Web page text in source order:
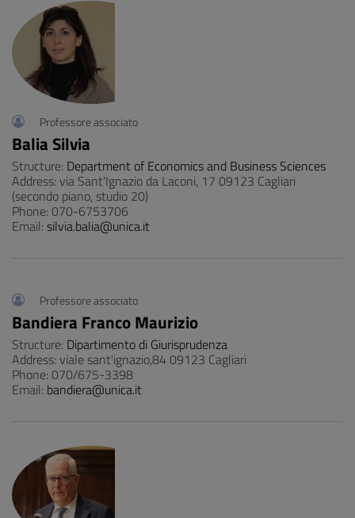
Professore associato
Balia Silvia
Structure: Department of Economics and Business Sciences
Address: via Sant'Ignazio da Laconi, 17 09123 Cagliari
(secondo piano, studio 20)
Phone: 070-6753706
Email: silvia.balia@unica.it
Professore associato
Bandiera Franco Maurizio
Structure: Dipartimento di Giurisprudenza
Address: viale sant'ignazio,84 09123 Cagliari
Phone: 070/675-3398
Email: bandiera@unica.it